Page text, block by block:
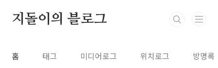
지돌이의 블로그
홈 태그 미디어로그 위치로그 방명록